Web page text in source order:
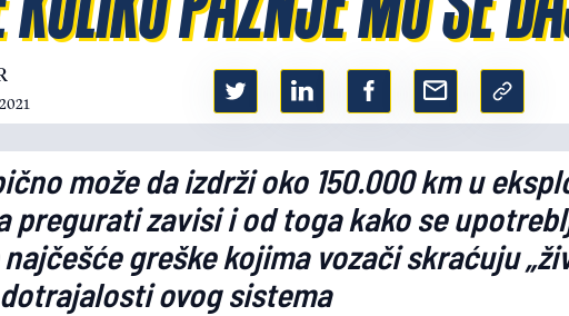
može da izdrži oko 150.000 km u
pregurati zavisi i od toga kako se
greške kojima vozači skraćuju
ovog sistema